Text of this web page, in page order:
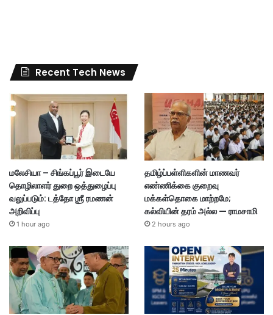
Recent Tech News
மலேசியா – சிங்கப்பூர் இடையே
தொழிலாளர் துறை ஒத்துழைப்பு
வலுப்படும்: டத்தோ ஶ்ரீ ரமணன்
அறிவிப்பு
1 hour ago
தமிழ்ப்பள்ளிகளின் மாணவர்
எண்ணிக்கை குறைவு
மக்கள்தொகை மாற்றமே;
கல்வியின் தரம் அல்ல — ராமசாமி
2 hours ago